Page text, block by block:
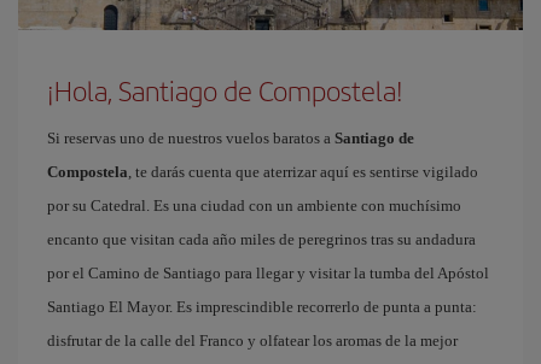
¡Hola, Santiago de Compostela!
Si reservas uno de nuestros vuelos baratos a Santiago de
Compostela, te darás cuenta que aterrizar aquí es sentirse vigilado
por su Catedral. Es una ciudad con un ambiente con muchísimo
encanto que visitan cada año miles de peregrinos tras su andadura
por el Camino de Santiago para llegar y visitar la tumba del Apóstol
Santiago El Mayor. Es imprescindible recorrerlo de punta a punta:
disfrutar de la calle del Franco y olfatear los aromas de la mejor